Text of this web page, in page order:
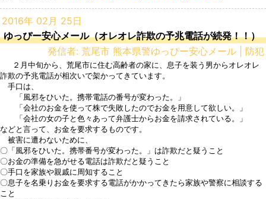
2016年 02月 25日
ゆっぴー安心メール（オレオレ詐欺の予兆電話が続発！！）
発信者: 荒尾市 熊本県警ゆっぴー安心メール | 防犯
詐欺の予兆電話が相次いで架かってきています。
手口は、
「風邪をひいた。携帯電話の番号が変わった。」
「会社のお金を使って株で失敗したのでお金を用意して欲しい。」
「会社の女の子と色々あって弁護士からお金を請求されている。」
などと言って、お金を要求するものです。
被害に遭わないために、
〇「風邪をひいた。携帯番号が変わった。」は詐欺だと疑うこと
〇お金の準備を急がせる電話は詐欺だと疑うこと
〇手口を家族や親戚に周知すること
〇息子を名乗りお金を要求する電話がかかってきたら家族や警察に相談する
こと